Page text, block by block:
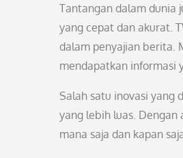
Tantangan dalam dunia
yang cepat dan akurat.
dalam penyajian berita.
mendapatkan informasi
Salah satu inovasi yang
yang lebih luas.
mana saja dan kapan